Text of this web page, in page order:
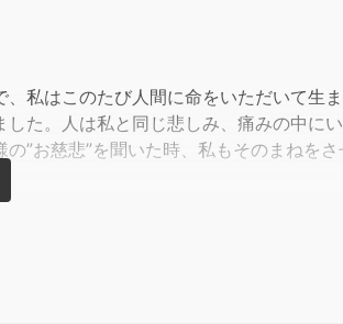
私はこのたび人間に命をいただいて生
た。人は私と同じ悲しみ、痛みの中に
”お慈悲”を聞いた時、私もそのまねをさ
あやす母親のような優しい文章で綴られ